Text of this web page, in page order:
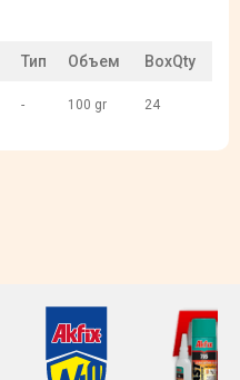
Тип Объем BoxQty
- 100 gr 24